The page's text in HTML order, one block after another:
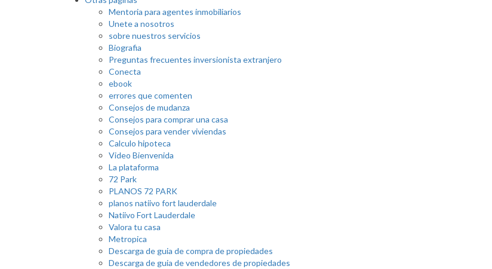
Mentoria para agentes inmobiliarios
Unete a nosotros
sobre nuestros servicios
Biografia
Preguntas frecuentes inversionista extranjero
Conecta
ebook
errores que comenten
Consejos de mudanza
Consejos para comprar una casa
Consejos para vender viviendas
Calculo hipoteca
Video Bienvenida
La plataforma
72 Park
PLANOS 72 PARK
planos natiivo fort lauderdale
Natiivo Fort Lauderdale
Valora tu casa
Metropica
Descarga de guia de compra de propiedades
Descarga de guia de vendedores de propiedades